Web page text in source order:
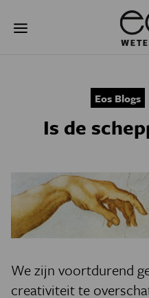
naar
GEZONDHEID
PSYCHE & BREIN
PODCAST
Eos Blogs
Is de
We zijn voortdurend
creativiteit te